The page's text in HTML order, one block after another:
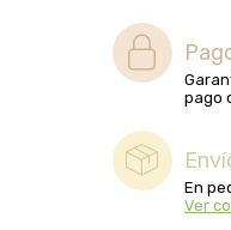
pago
En
Ver
biover
brinkers food
cal valls